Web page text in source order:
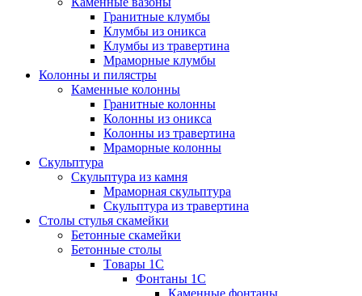
Гранитные клумбы
Клумбы из оникса
Клумбы из травертина
Мраморные клумбы
Колонны и пилястры
Каменные колонны
Гранитные колонны
Колонны из оникса
Колонны из травертина
Мраморные колонны
Скульптура
Скульптура из камня
Мраморная скульптура
Скульптура из травертина
Столы стулья скамейки
Бетонные скамейки
Бетонные столы
Tовары 1C
Фонтаны 1C
Каменные фонтаны